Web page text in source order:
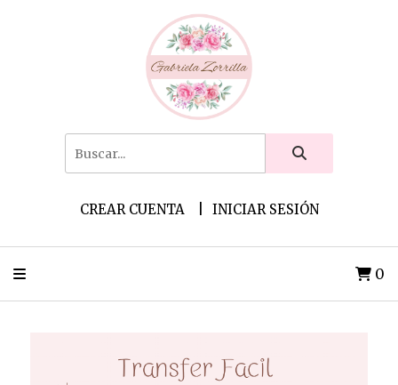
CREAR CUENTA INICIAR SESIÓN
0